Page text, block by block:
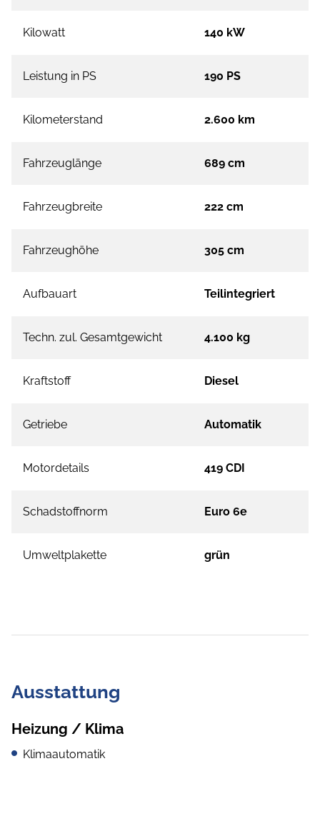
Kilowatt 140 kW
Leistung in PS 190 PS
Kilometerstand 2.600 km
Fahrzeuglänge 689 cm
Fahrzeugbreite 222 cm
Fahrzeughöhe 305 cm
Aufbauart Teilintegriert
Techn. zul. Gesamtgewicht 4.100 kg
Kraftstoff Diesel
Getriebe Automatik
Motordetails 419 CDI
Schadstoffnorm Euro 6e
Umweltplakette grün
Ausstattung
Heizung / Klima
Klimaautomatik